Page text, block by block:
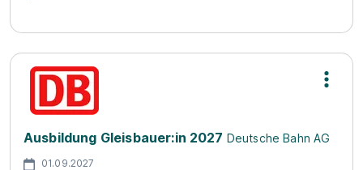
Ausbildung Gleisbauer:in 2027 Deutsche Bahn AG
01.09.2027